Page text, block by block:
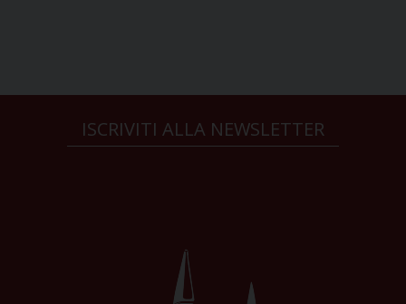
ISCRIVITI ALLA NEWSLETTER